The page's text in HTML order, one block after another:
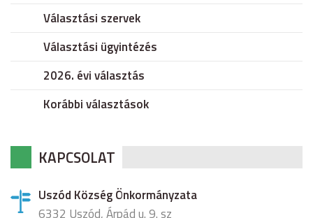
Választási szervek
Választási ügyintézés
2026. évi választás
Korábbi választások
KAPCSOLAT
Uszód Község Önkormányzata
6332 Uszód, Árpád u. 9. sz